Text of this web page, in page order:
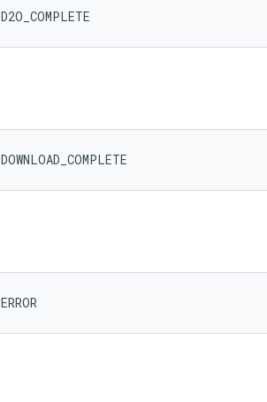
D2O_COMPLETE
DOWNLOAD_COMPLETE
ERROR